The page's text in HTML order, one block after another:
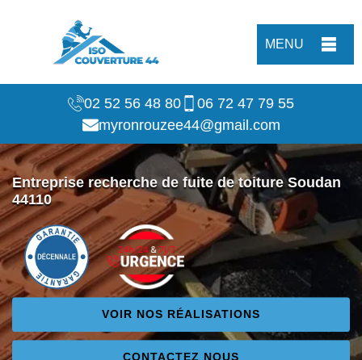
MENU
02 52 56 48 80
06 72 47 79 55
myronrouzee44@gmail.com
Entreprise recherche de fuite de toiture Soudan
44110
VOIR NOS RÉALISATIONS
CONTACTEZ NOUS